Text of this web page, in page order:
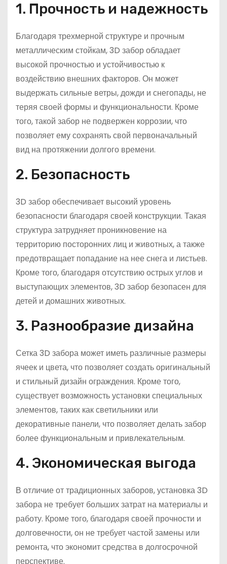
1. Прочность и надежность
Благодаря трехмерной структуре и прочным
металлическим стойкам, 3D забор обладает
высокой прочностью и устойчивостью к
воздействию внешних факторов. Он может
выдержать сильные ветры, дожди и снегопады, не
теряя своей формы и функциональности. Кроме
того, такой забор не подвержен коррозии, что
позволяет ему сохранять свой первоначальный
вид на протяжении долгого времени.
2. Безопасность
3D забор обеспечивает высокий уровень
безопасности благодаря своей конструкции. Такая
структура затрудняет проникновение на
территорию посторонних лиц и животных, а также
предотвращает попадание на нее снега и листьев.
Кроме того, благодаря отсутствию острых углов и
выступающих элементов, 3D забор безопасен для
детей и домашних животных.
3. Разнообразие дизайна
Сетка 3D забора может иметь различные размеры
ячеек и цвета, что позволяет создать оригинальный
и стильный дизайн ограждения. Кроме того,
существует возможность установки специальных
элементов, таких как светильники или
декоративные панели, что позволяет делать забор
более функциональным и привлекательным.
4. Экономическая выгода
В отличие от традиционных заборов, установка 3D
забора не требует больших затрат на материалы и
работу. Кроме того, благодаря своей прочности и
долговечности, он не требует частой замены или
ремонта, что экономит средства в долгосрочной
перспективе.